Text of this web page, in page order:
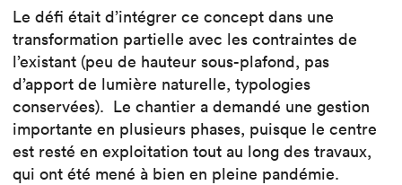
Le défi était d’intégrer ce concept dans une
transformation partielle avec les contraintes de
l’existant (peu de hauteur sous-plafond, pas
d’apport de lumière naturelle, typologies
conservées). Le chantier a demandé une gestion
importante en plusieurs phases, puisque le centre
est resté en exploitation tout au long des travaux,
qui ont été mené à bien en pleine pandémie.